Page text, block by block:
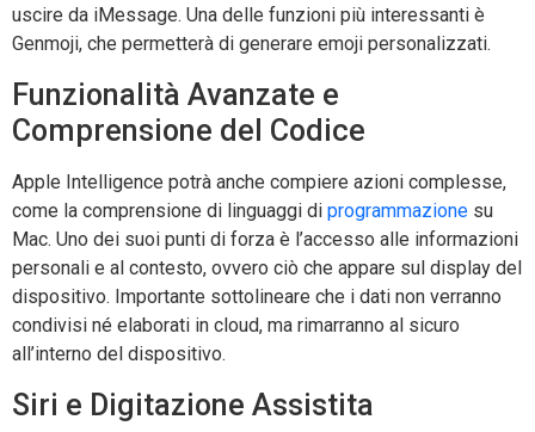
uscire da iMessage. Una delle funzioni più interessanti è
Genmoji, che permetterà di generare emoji personalizzati.
Funzionalità Avanzate e
Comprensione del Codice
Apple Intelligence potrà anche compiere azioni complesse,
come la comprensione di linguaggi di programmazione su
Mac. Uno dei suoi punti di forza è l’accesso alle informazioni
personali e al contesto, ovvero ciò che appare sul display del
dispositivo. Importante sottolineare che i dati non verranno
condivisi né elaborati in cloud, ma rimarranno al sicuro
all’interno del dispositivo.
Siri e Digitazione Assistita